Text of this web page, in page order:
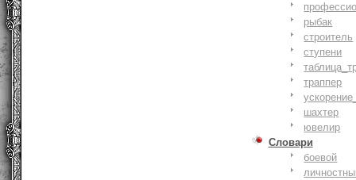
рыбак
строитель
ступени
траппер
шахтер
ювелир
Словари
боевой